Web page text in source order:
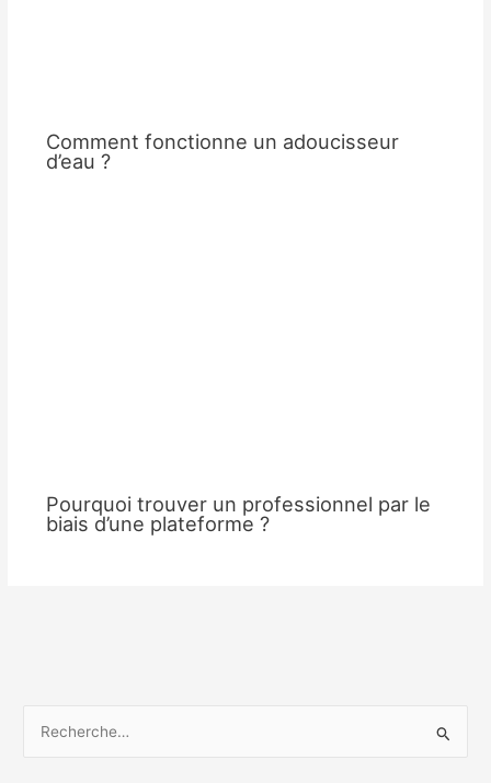
Comment fonctionne un adoucisseur
d’eau ?
Pourquoi trouver un professionnel par le
biais d’une plateforme ?